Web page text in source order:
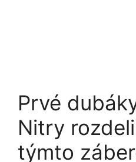
Prvé
Nitry
týmto